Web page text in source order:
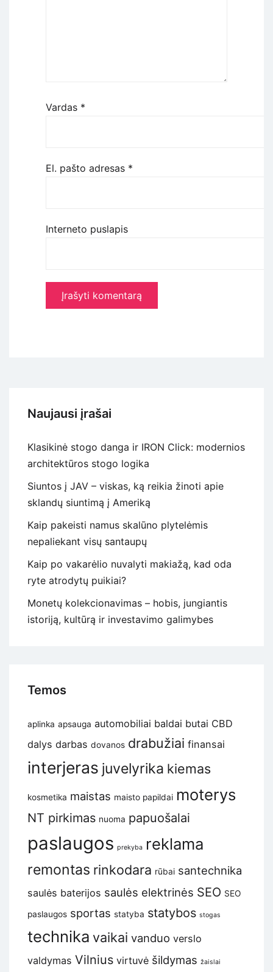
Vardas *
El. pašto adresas *
Interneto puslapis
Naujausi įrašai
Klasikinė stogo danga ir IRON Click: modernios
architektūros stogo logika
Siuntos į JAV – viskas, ką reikia žinoti apie
sklandų siuntimą į Ameriką
Kaip pakeisti namus skalūno plytelėmis
nepaliekant visų santaupų
Kaip po vakarėlio nuvalyti makiažą, kad oda
ryte atrodytų puikiai?
Monetų kolekcionavimas – hobis, jungiantis
istoriją, kultūrą ir investavimo galimybes
Temos
aplinka apsauga automobiliai baldai butai CBD
dalys darbas dovanos drabužiai finansai
interjeras juvelyrika kiemas
kosmetika maistas maisto papildai moterys
NT pirkimas nuoma papuošalai
paslaugos prekyba reklama
remontas rinkodara rūbai santechnika
saulės baterijos saulės elektrinės SEO SEO
paslaugos sportas statyba statybos stogas
technika vaikai vanduo verslo
valdymas Vilnius virtuvė šildymas žaislai